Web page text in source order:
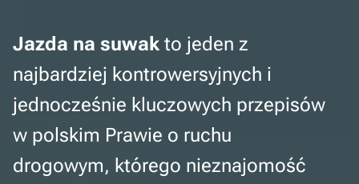
Jazda na suwak to jeden z
najbardziej kontrowersyjnych i
jednocześnie kluczowych przepisów
w polskim Prawie o ruchu
drogowym, którego nieznajomość